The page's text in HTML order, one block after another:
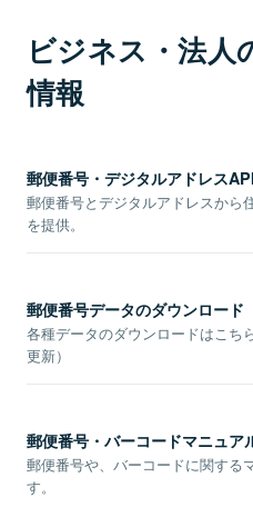
ビジネス・法人
情報
郵便番号・デジタルアドレスAPI
郵便番号とデジタルアドレスから
を提供。
郵便番号データのダウンロード
各種データのダウンロードはこち
更新）
郵便番号・バーコードマニュア
郵便番号や、バーコードに関する
す。